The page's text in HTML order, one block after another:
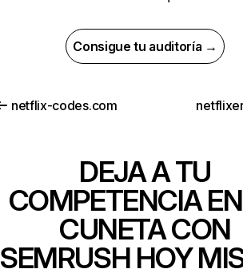
Consigue tu auditoría →
netflix-codes.com
DEJA A TU
COMPETENCIA
CUNETA CON
SEMRUSH HOY